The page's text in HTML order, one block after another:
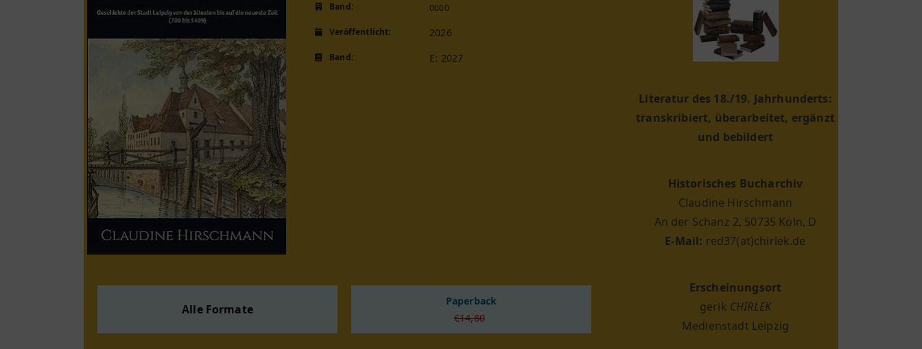
Band: 0000
Veröffentlicht: 2026
Band: E: 2027
Alle Formate
Paperback
€14,80
Literatur des 18./19. Jahrhunderts:
transkribiert, überarbeitet, ergänzt
und bebildert
Historisches Bucharchiv
Claudine Hirschmann
An der Schanz 2, 50735 Köln, D
E-Mail: red37(at)chirlek.de
Erscheinungsort
gerik CHIRLEK
Medienstadt Leipzig